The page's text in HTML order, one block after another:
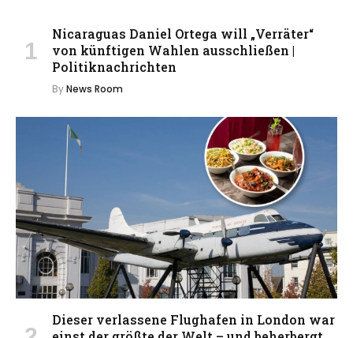
Nicaraguas Daniel Ortega will „Verräter“
von künftigen Wahlen ausschließen |
Politiknachrichten
ByNews Room
Dieser verlassene Flughafen in London war